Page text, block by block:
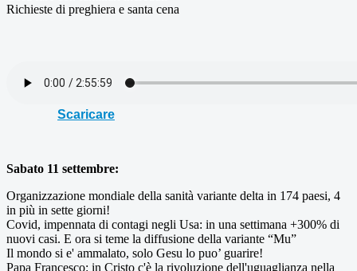
Richieste di preghiera e santa cena
Scaricare
Sabato 11 settembre:
Organizzazione mondiale della sanità variante delta in 174 paesi, 4
in più in sette giorni!
Covid, impennata di contagi negli Usa: in una settimana +300% di
nuovi casi. E ora si teme la diffusione della variante “Mu”
Il mondo si e' ammalato, solo Gesu lo puo’ guarire!
Papa Francesco: in Cristo c'è la rivoluzione dell'uguaglianza nella